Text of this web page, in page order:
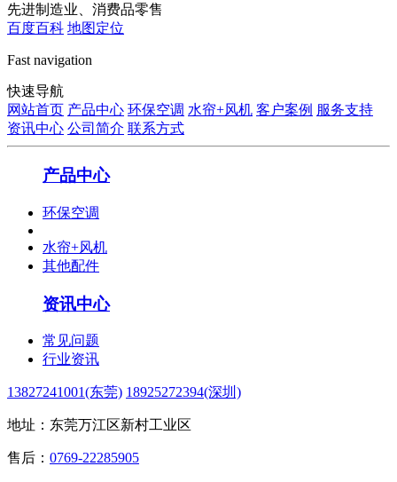
先进制造业、消费品零售
百度百科 地图定位
Fast navigation
快速导航
网站首页 产品中心 环保空调 水帘+风机 客户案例 服务支持
资讯中心 公司简介 联系方式
产品中心
环保空调
水帘+风机
其他配件
资讯中心
常见问题
行业资讯
13827241001(东莞) 18925272394(深圳)
地址：东莞万江区新村工业区
售后： 0769-22285905